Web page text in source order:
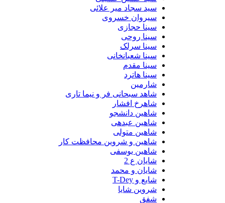
سید سجاد میر علائی
سیروان خسروی
سینا حجازی
سینا روحی
سینا سرلک
سینا شعبانخانی
سینا مقدم
سینا هاترد
شارمین
شاهد سبحانی فر و نیما تاری
شاهرخ افشار
شاهین دانشجو
شاهین عبدهی
شاهین متولی
شاهین و شروین محافظت کار
شاهین یوسفی
شایان ع 2
شایان و محمد
شایع و T-Dey
شروین شایا